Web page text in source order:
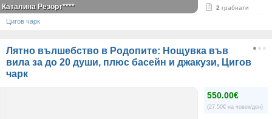
2 грабнати
Каталина Резорт****
Цигов чарк
Лятно вълшебство в Родопите: Нощувка във
вила за до 20 души, плюс басейн и джакузи, Цигов
чарк
550.00€
(27.50€ на човек/ден)